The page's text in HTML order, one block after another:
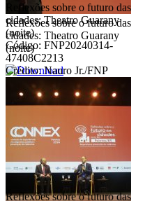
Reflexões sobre o futuro das
cidades: Theatro Guarany
(noite)
Reflexões sobre o futuro das
cidades: Theatro Guarany
(noite)
Código: FNP20240314-
47408C2213
Crédito: Nauro Jr./FNP
Reflexões sobre o futuro das